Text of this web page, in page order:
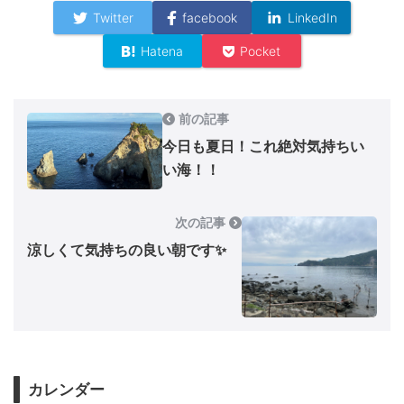
Twitter facebook LinkedIn
Hatena Pocket
前の記事
今日も夏日！これ絶対気持ちい
い海！！
次の記事
涼しくて気持ちの良い朝です✨
カレンダー